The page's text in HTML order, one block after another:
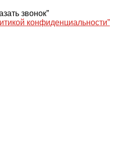
звонок”
конфиденциальности”